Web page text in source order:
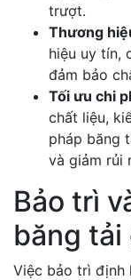
trượt.
Thương
hiệu uy tín,
đảm bảo
Tối ưu chi
chất liệu,
pháp băng
và giảm rủi
Bảo trì
băng tải
Việc bảo trì định